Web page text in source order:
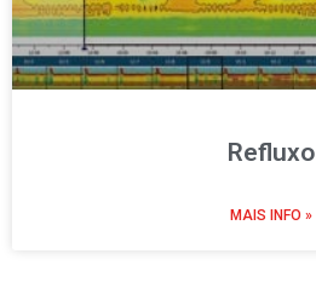
Refluxo
MAIS INFO »